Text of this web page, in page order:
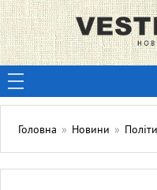
Головна » Новини »